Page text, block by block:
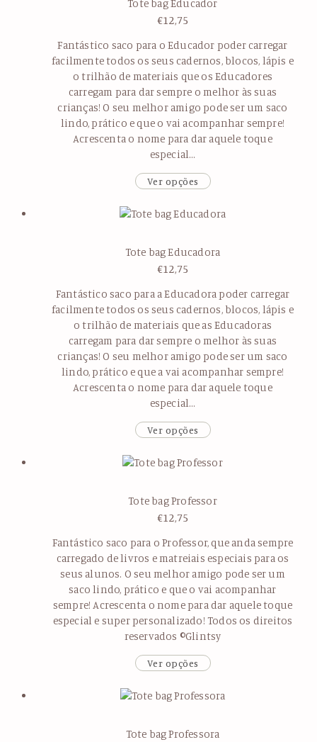
Tote bag Educador
€12,75
Fantástico saco para o Educador poder carregar
facilmente todos os seus cadernos, blocos, lápis e
o trilhão de materiais que os Educadores
carregam para dar sempre o melhor às suas
crianças! O seu melhor amigo pode ser um saco
lindo, prático e que o vai acompanhar sempre!
Acrescenta o nome para dar aquele toque
especial…
Ver opções
Tote bag Educadora
€12,75
Fantástico saco para a Educadora poder carregar
facilmente todos os seus cadernos, blocos, lápis e
o trilhão de materiais que as Educadoras
carregam para dar sempre o melhor às suas
crianças! O seu melhor amigo pode ser um saco
lindo, prático e que a vai acompanhar sempre!
Acrescenta o nome para dar aquele toque
especial…
Ver opções
Tote bag Professor
€12,75
Fantástico saco para o Professor, que anda sempre
carregado de livros e matreiais especiais para os
seus alunos. O seu melhor amigo pode ser um
saco lindo, prático e que o vai acompanhar
sempre! Acrescenta o nome para dar aquele toque
especial e super personalizado! Todos os direitos
reservados ©Glintsy
Ver opções
Tote bag Professora